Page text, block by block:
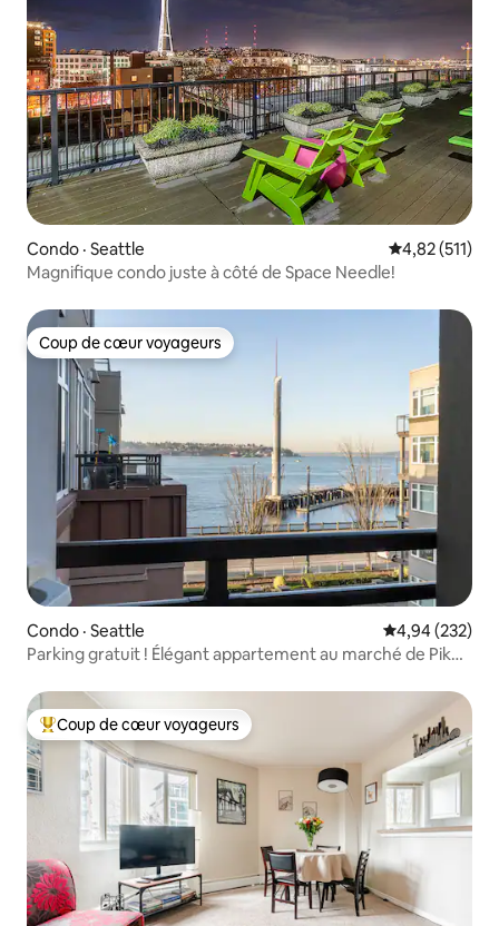
Condo · Seattle Note
4,82 (511)
Magnifique condo juste à côté de Space Needle!
Coup de cœur voyageurs
Coup de cœur voyageurs
Condo · Seattle Note
4,94 (232)
Parking gratuit ! Élégant appartement au marché de Pike
Coup de cœur voyageurs parmi les plus aimés
Coup de cœur voyageurs